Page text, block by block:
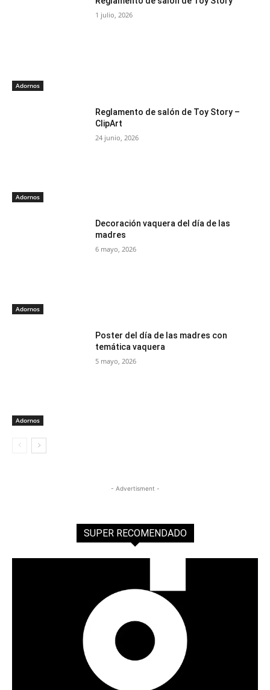
Adornos
1 julio, 2026
Adornos
Reglamento de salón de Toy Story –
ClipArt
24 junio, 2026
Adornos
Decoración vaquera del día de las
madres
6 mayo, 2026
Adornos
Poster del día de las madres con
temática vaquera
5 mayo, 2026
- Advertisment -
SUPER RECOMENDADO